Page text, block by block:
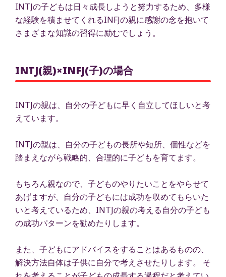
INTJの子どもは日々成長しようと努力するため、多様
な経験を積ませてくれるINFJの親に感謝の念を抱いて
さまざまな知識の習得に励むでしょう。
INTJ(親)×INFJ(子)の場合
INTJの親は、自分の子どもに早く自立してほしいと考
えています。
INTJの親は、自分の子どもの長所や短所、個性などを
踏まえながら戦略的、合理的に子どもを育てます。
もちろん親なので、子どものやりたいことをやらせて
あげますが、自分の子どもには成功を収めてもらいた
いと考えているため、INTJの親の考える自分の子ども
の成功パターンを勧めたりします。
また、子どもにアドバイスをすることはあるものの、
解決方法自体は子供に自分で考えさせたりします。 そ